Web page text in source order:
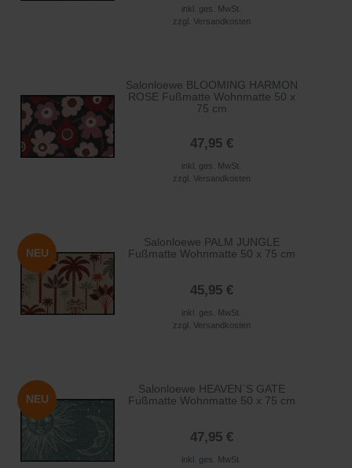
inkl. ges. MwSt.
zzgl. Versandkosten
Salonloewe BLOOMING HARMON
ROSE Fußmatte Wohnmatte 50 x
75 cm
47,95 €
inkl. ges. MwSt.
zzgl. Versandkosten
NEU
Salonloewe PALM JUNGLE
Fußmatte Wohnmatte 50 x 75 cm
45,95 €
inkl. ges. MwSt.
zzgl. Versandkosten
NEU
Salonloewe HEAVEN`S GATE
Fußmatte Wohnmatte 50 x 75 cm
47,95 €
inkl. ges. MwSt.